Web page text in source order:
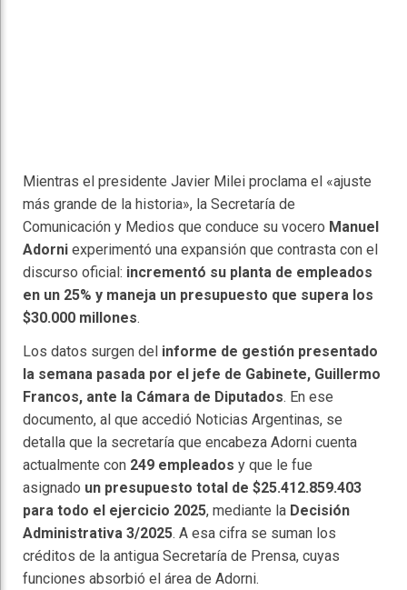
Mientras el presidente Javier Milei proclama el «ajuste
más grande de la historia», la Secretaría de
Comunicación y Medios que conduce su vocero Manuel
Adorni experimentó una expansión que contrasta con el
discurso oficial: incrementó su planta de empleados
en un 25% y maneja un presupuesto que supera los
$30.000 millones.
Los datos surgen del informe de gestión presentado
la semana pasada por el jefe de Gabinete, Guillermo
Francos, ante la Cámara de Diputados. En ese
documento, al que accedió Noticias Argentinas, se
detalla que la secretaría que encabeza Adorni cuenta
actualmente con 249 empleados y que le fue
asignado un presupuesto total de $25.412.859.403
para todo el ejercicio 2025, mediante la Decisión
Administrativa 3/2025. A esa cifra se suman los
créditos de la antigua Secretaría de Prensa, cuyas
funciones absorbió el área de Adorni.